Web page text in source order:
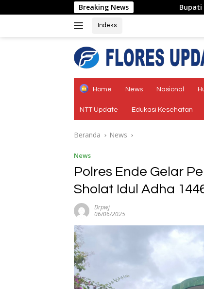
ke
Breaking News
Bupati Ende: KMP Inerie II
Indeks
Home News Nasional
NTT Update Edukasi Kesehatan
Beranda News
News
Polres Ende Gelar
Sholat Idul Adha
Drpwj
06/06/2025